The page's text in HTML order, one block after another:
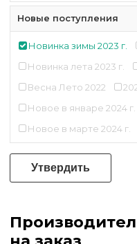
Новые поступления
Новинка зимы 2023 г.
Новинка лета 2023 г.
Весна Лето 2022
Новое в январе 2024 г.
Новое в марте 2024 г.
Утвердить